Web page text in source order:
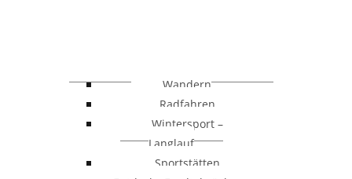
Wandern
Radfahren
Wintersport –
Langlauf
Sportstätten